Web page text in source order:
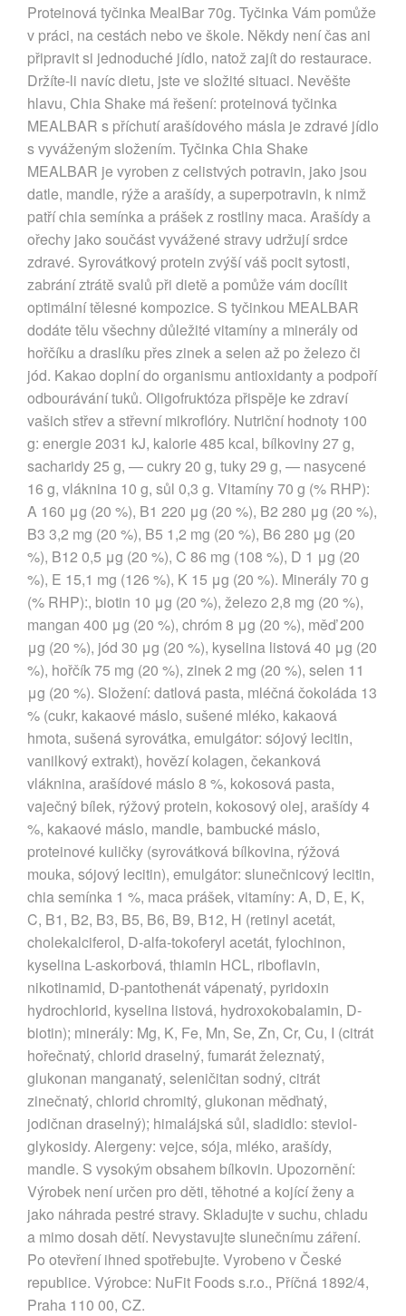
Proteinová tyčinka MealBar 70g. Tyčinka Vám pomůže
v práci, na cestách nebo ve škole. Někdy není čas ani
připravit si jednoduché jídlo, natož zajít do restaurace.
Držíte-li navíc dietu, jste ve složité situaci. Nevěšte
hlavu, Chia Shake má řešení: proteinová tyčinka
MEALBAR s příchutí arašídového másla je zdravé jídlo
s vyváženým složením. Tyčinka Chia Shake
MEALBAR je vyroben z celistvých potravin, jako jsou
datle, mandle, rýže a arašídy, a superpotravin, k nimž
patří chia semínka a prášek z rostliny maca. Arašídy a
ořechy jako součást vyvážené stravy udržují srdce
zdravé. Syrovátkový protein zvýší váš pocit sytosti,
zabrání ztrátě svalů při dietě a pomůže vám docílit
optimální tělesné kompozice. S tyčinkou MEALBAR
dodáte tělu všechny důležité vitamíny a minerály od
hořčíku a draslíku přes zinek a selen až po železo či
jód. Kakao doplní do organismu antioxidanty a podpoří
odbourávání tuků. Oligofruktóza přispěje ke zdraví
vašich střev a střevní mikroflóry. Nutriční hodnoty 100
g: energie 2031 kJ, kalorie 485 kcal, bílkoviny 27 g,
sacharidy 25 g, — cukry 20 g, tuky 29 g, — nasycené
16 g, vláknina 10 g, sůl 0,3 g. Vitamíny 70 g (% RHP):
A 160 μg (20 %), B1 220 μg (20 %), B2 280 μg (20 %),
B3 3,2 mg (20 %), B5 1,2 mg (20 %), B6 280 μg (20
%), B12 0,5 μg (20 %), C 86 mg (108 %), D 1 μg (20
%), E 15,1 mg (126 %), K 15 μg (20 %). Minerály 70 g
(% RHP):, biotin 10 μg (20 %), železo 2,8 mg (20 %),
mangan 400 μg (20 %), chróm 8 μg (20 %), měď 200
μg (20 %), jód 30 μg (20 %), kyselina listová 40 μg (20
%), hořčík 75 mg (20 %), zinek 2 mg (20 %), selen 11
μg (20 %). Složení: datlová pasta, mléčná čokoláda 13
% (cukr, kakaové máslo, sušené mléko, kakaová
hmota, sušená syrovátka, emulgátor: sójový lecitin,
vanilkový extrakt), hovězí kolagen, čekanková
vláknina, arašídové máslo 8 %, kokosová pasta,
vaječný bílek, rýžový protein, kokosový olej, arašídy 4
%, kakaové máslo, mandle, bambucké máslo,
proteinové kuličky (syrovátková bílkovina, rýžová
mouka, sójový lecitin), emulgátor: slunečnicový lecitin,
chia semínka 1 %, maca prášek, vitamíny: A, D, E, K,
C, B1, B2, B3, B5, B6, B9, B12, H (retinyl acetát,
cholekalciferol, D-alfa-tokoferyl acetát, fylochinon,
kyselina L-askorbová, thiamin HCL, riboflavin,
nikotinamid, D-pantothenát vápenatý, pyridoxin
hydrochlorid, kyselina listová, hydroxokobalamin, D-
biotin); minerály: Mg, K, Fe, Mn, Se, Zn, Cr, Cu, I (citrát
hořečnatý, chlorid draselný, fumarát železnatý,
glukonan manganatý, seleničitan sodný, citrát
zinečnatý, chlorid chromitý, glukonan měďnatý,
jodičnan draselný); himalájská sůl, sladidlo: steviol-
glykosidy. Alergeny: vejce, sója, mléko, arašídy,
mandle. S vysokým obsahem bílkovin. Upozornění:
Výrobek není určen pro děti, těhotné a kojící ženy a
jako náhrada pestré stravy. Skladujte v suchu, chladu
a mimo dosah dětí. Nevystavujte slunečnímu záření.
Po otevření ihned spotřebujte. Vyrobeno v České
republice. Výrobce: NuFit Foods s.r.o., Příčná 1892/4,
Praha 110 00, CZ.